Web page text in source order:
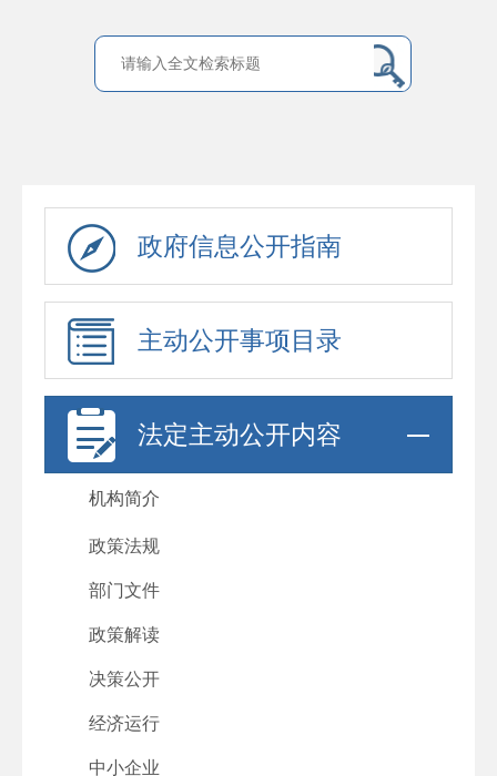
政府信息公开指南
主动公开事项目录
法定主动公开内容
机构简介
政策法规
部门文件
政策解读
决策公开
经济运行
中小企业